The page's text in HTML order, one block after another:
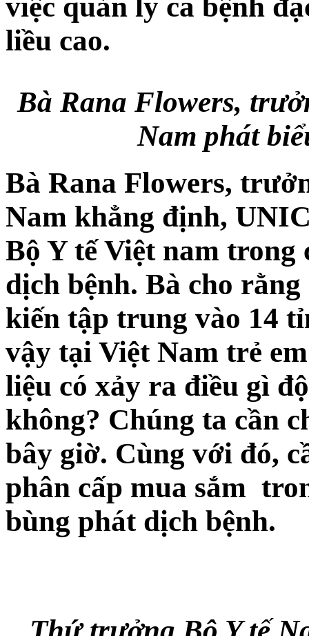
liều cao.
Bà Rana Flowers,
Nam phát
Bà Rana Flowers,
Nam khẳng định,
Bộ Y tế Việt nam trong
dịch bệnh. Bà cho
kiến tập trung vào 14
vậy tại Việt Nam trẻ
liệu có xảy ra điều gì
không? Chúng ta cần
bây giờ. Cùng với đó,
phân cấp mua sắm
bùng phát dịch bệnh.